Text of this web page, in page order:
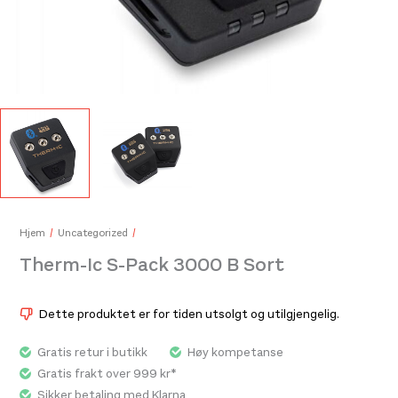
Therm-Ic Dryer Sort/Rød
449,-
Hjem Uncategorized
Therm-Ic S-Pack 3000 B Sort
Dette produktet er for tiden utsolgt og utilgjengelig.
Gratis retur i butikk
Høy kompetanse
Gratis frakt over 999 kr*